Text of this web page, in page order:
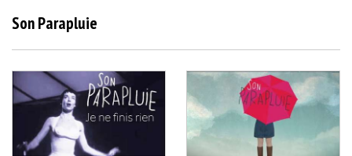
Son Parapluie